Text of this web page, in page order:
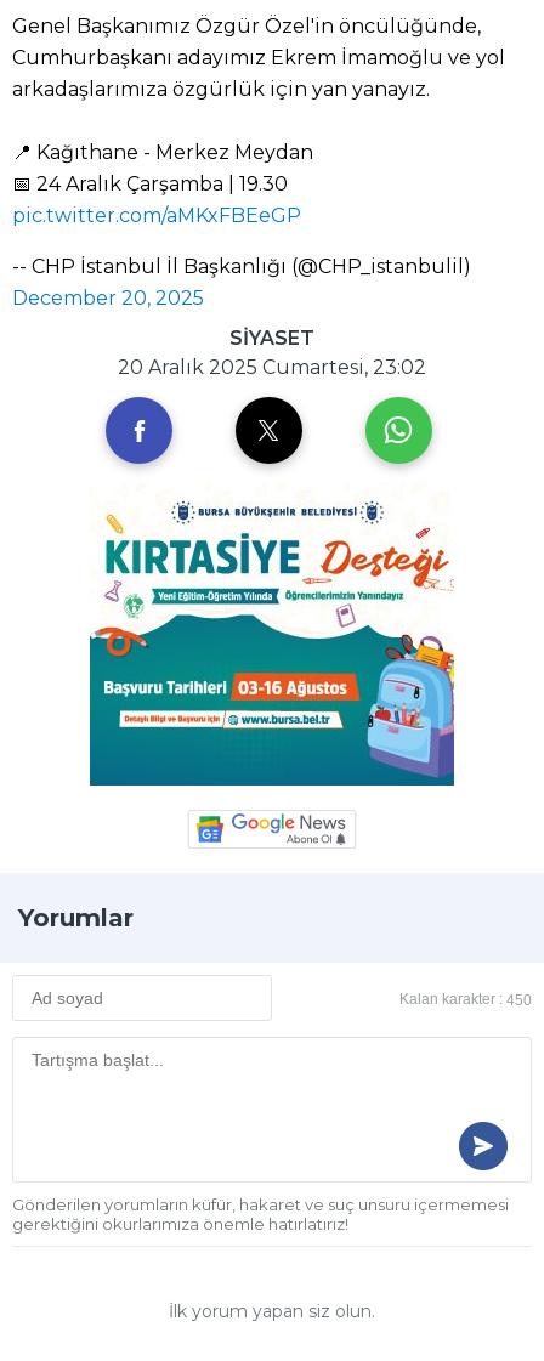
Genel Başkanımız Özgür Özel'in öncülüğünde,
Cumhurbaşkanı adayımız Ekrem İmamoğlu ve yol
arkadaşlarımıza özgürlük için yan yanayız.
📍 Kağıthane - Merkez Meydan
📅 24 Aralık Çarşamba | 19.30
pic.twitter.com/aMKxFBEeGP
-- CHP İstanbul İl Başkanlığı (@CHP_istanbulil)
December 20, 2025
SİYASET
20 Aralık 2025 Cumartesi, 23:02
Yorumlar
Kalan karakter : 450
Gönderilen yorumların küfür, hakaret ve suç unsuru içermemesi
gerektiğini okurlarımıza önemle hatırlatırız!
İlk yorum yapan siz olun.